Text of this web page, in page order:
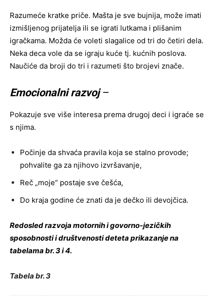
Razumeće kratke priče. Mašta je sve bujnija, može imati
izmišljenog prijatelja ili se igrati lutkama i plišanim
igračkama. Možda će voleti slagalice od tri do četiri dela.
Neka deca vole da se igraju kuće tj. kućnih poslova.
Naučiće da broji do tri i razumeti što brojevi znače.
Emocionalni razvoj–
Pokazuje sve više interesa prema drugoj deci i igraće se
s njima.
Počinje da shvaća pravila koja se stalno provode;
pohvalite ga za njihovo izvršavanje,
Reč „moje“ postaje sve češća,
Do kraja godine će znati da je dečko ili devojčica.
Redosled razvoja motornih i govorno-jezičkih
sposobnosti i društvenosti deteta prikazanje na
tabelama br. 3 i 4.
Tabela br. 3